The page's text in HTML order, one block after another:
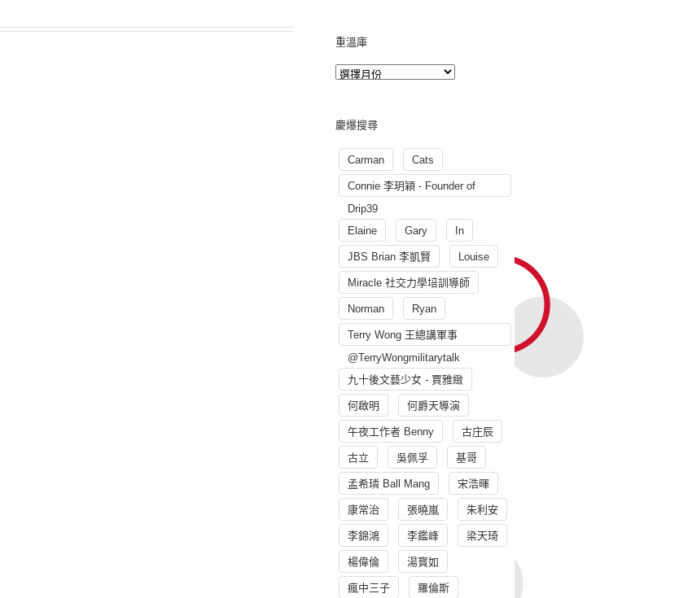
重溫庫
慶爆搜尋
Carman Cats
Connie 李玥穎 - Founder of
Drip39
Elaine
Gary In
JBS Brian 李凱賢 Louise
Miracle 社交力學培訓導師
Norman Ryan
Terry Wong 王總講軍事
@TerryWongmilitarytalk
九十後文藝少女 - 賈雅緻
何啟明 何爵天導演
午夜工作者 Benny 古庄辰
古立 吳佩孚 基哥
孟希璘 Ball Mang 宋浩暉
康常治 張曉嵐 朱利安
李錦鴻 李鑑峰 梁天琦
楊偉倫 湯寳如
瘋中三子 羅倫斯